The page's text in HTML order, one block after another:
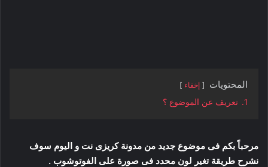
المحتويات إخفاء
1. تعريف عن الموضوع ؟
مرحباً بكم فى موضوع جديد من مدونة كريزى نت و اليوم سوف
نشرح طريقة تغير لون محدد فى صورة على الفوتوشوب .